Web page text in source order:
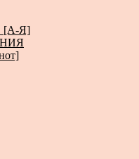
Я]